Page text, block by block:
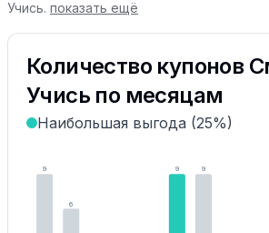
Учись. показать ещё
Количество купонов
Учись по месяцам
Наибольшая выгода (25%)
9
6
9 9